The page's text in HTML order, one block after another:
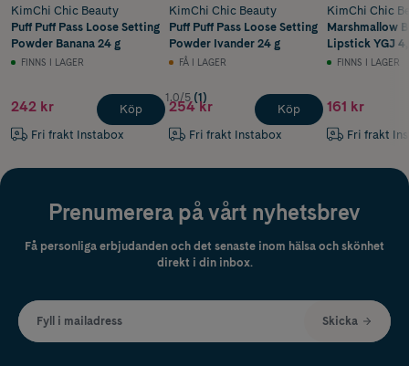
KimChi Chic Beauty
Puff Puff Pass Loose Setting
Powder Banana 24 g
FINNS I LAGER
242 kr
Fri frakt Instabox
Köp
KimChi Chic Beauty
Puff Puff Pass Loose Setting
Powder Ivander 24 g
FÅ I LAGER
1.0/5 (1)
254 kr
Fri frakt Instabox
Köp
KimChi Chic
Marshmallow
Lipstick YGJ
FINNS I LAGER
161 kr
Fri frakt
Prenumerera på vårt nyhetsbrev
Få personliga erbjudanden och det senaste inom hälsa och skönhet
direkt i din inbox.
Fyll i mailadress Skicka